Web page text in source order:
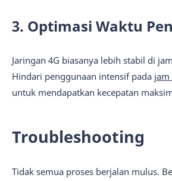
3. Optimasi Waktu
Jaringan 4G biasanya lebih stabil di
Hindari penggunaan intensif pada jam
untuk mendapatkan kecepatan
Troubleshooting
Tidak semua proses berjalan mulus.